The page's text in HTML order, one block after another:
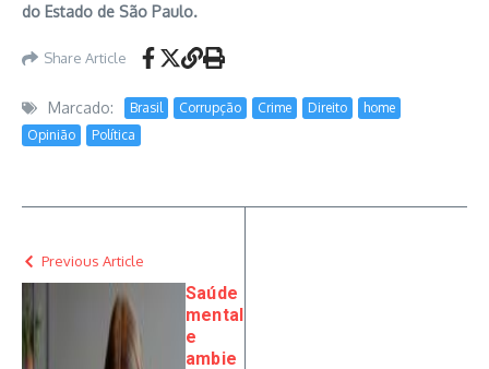
do Estado de São Paulo.
Share Article
Marcado: Brasil Corrupção Crime Direito
home
Opinião
Política
Previous Article
Saúde
mental
e
ambie